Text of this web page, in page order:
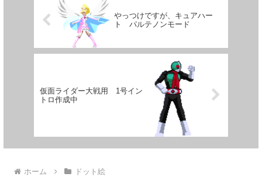
やっつけですが、キュアハー
ト パルテノンモード
仮面ライダー大戦用 1号イン
トロ作成中
ホーム ドット絵